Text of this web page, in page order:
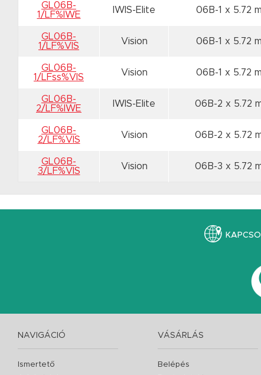
GL06B-
1/LF%IWE
IWIS-Elite 06B-1 x 5.72
GL06B-
1/LF%VIS
Vision 06B-1 x 5.72
GL06B-
1/LFss%VIS
Vision 06B-1 x 5.72
GL06B-
2/LF%IWE
IWIS-Elite 06B-2 x 5.72
GL06B-
2/LF%VIS
Vision 06B-2 x 5.72
GL06B-
3/LF%VIS
Vision 06B-3 x 5.72
NAVIGÁCIÓ
Ismertető
VÁSÁRLÁS
Belépés